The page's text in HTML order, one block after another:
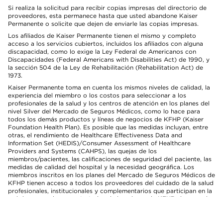
Si realiza la solicitud para recibir copias impresas del directorio de
proveedores, esta permanece hasta que usted abandone Kaiser
Permanente o solicite que dejen de enviarle las copias impresas.
Los afiliados de Kaiser Permanente tienen el mismo y completo
acceso a los servicios cubiertos, incluidos los afiliados con alguna
discapacidad, como lo exige la Ley Federal de Americanos con
Discapacidades (Federal Americans with Disabilities Act) de 1990, y
la sección 504 de la Ley de Rehabilitación (Rehabilitation Act) de
1973.
Kaiser Permanente toma en cuenta los mismos niveles de calidad, la
experiencia del miembro o los costos para seleccionar a los
profesionales de la salud y los centros de atención en los planes del
nivel Silver del Mercado de Seguros Médicos, como lo hace para
todos los demás productos y líneas de negocios de KFHP (Kaiser
Foundation Health Plan). Es posible que las medidas incluyan, entre
otras, el rendimiento de Healthcare Effectiveness Data and
Information Set (HEDIS)/Consumer Assessment of Healthcare
Providers and Systems (CAHPS), las quejas de los
miembros/pacientes, las calificaciones de seguridad del paciente, las
medidas de calidad del hospital y la necesidad geográfica. Los
miembros inscritos en los planes del Mercado de Seguros Médicos de
KFHP tienen acceso a todos los proveedores del cuidado de la salud
profesionales, institucionales y complementarios que participan en la